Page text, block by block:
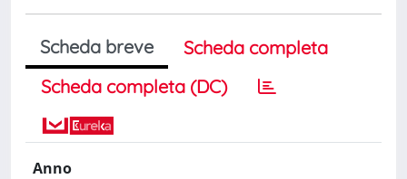
Scheda breve
Scheda completa
Scheda completa (DC)
Anno